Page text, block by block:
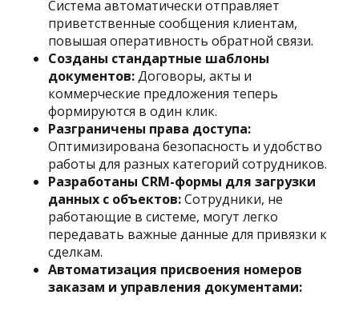
Система автоматически отправляет
приветственные сообщения клиентам,
повышая оперативность обратной связи.​
Созданы стандартные шаблоны
документов:Договоры, акты и
коммерческие предложения теперь
формируются в один клик.​
Разграничены права доступа:
Оптимизирована безопасность и удобство
работы для разных категорий сотрудников.​
Разработаны CRM-формы для загрузки
данных с объектов:Сотрудники, не
работающие в системе, могут легко
передавать важные данные для привязки к
сделкам.​
Автоматизация присвоения номеров
заказам и управления документами: